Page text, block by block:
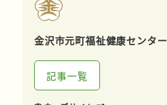
金沢市元町福祉健康センター
記事一覧